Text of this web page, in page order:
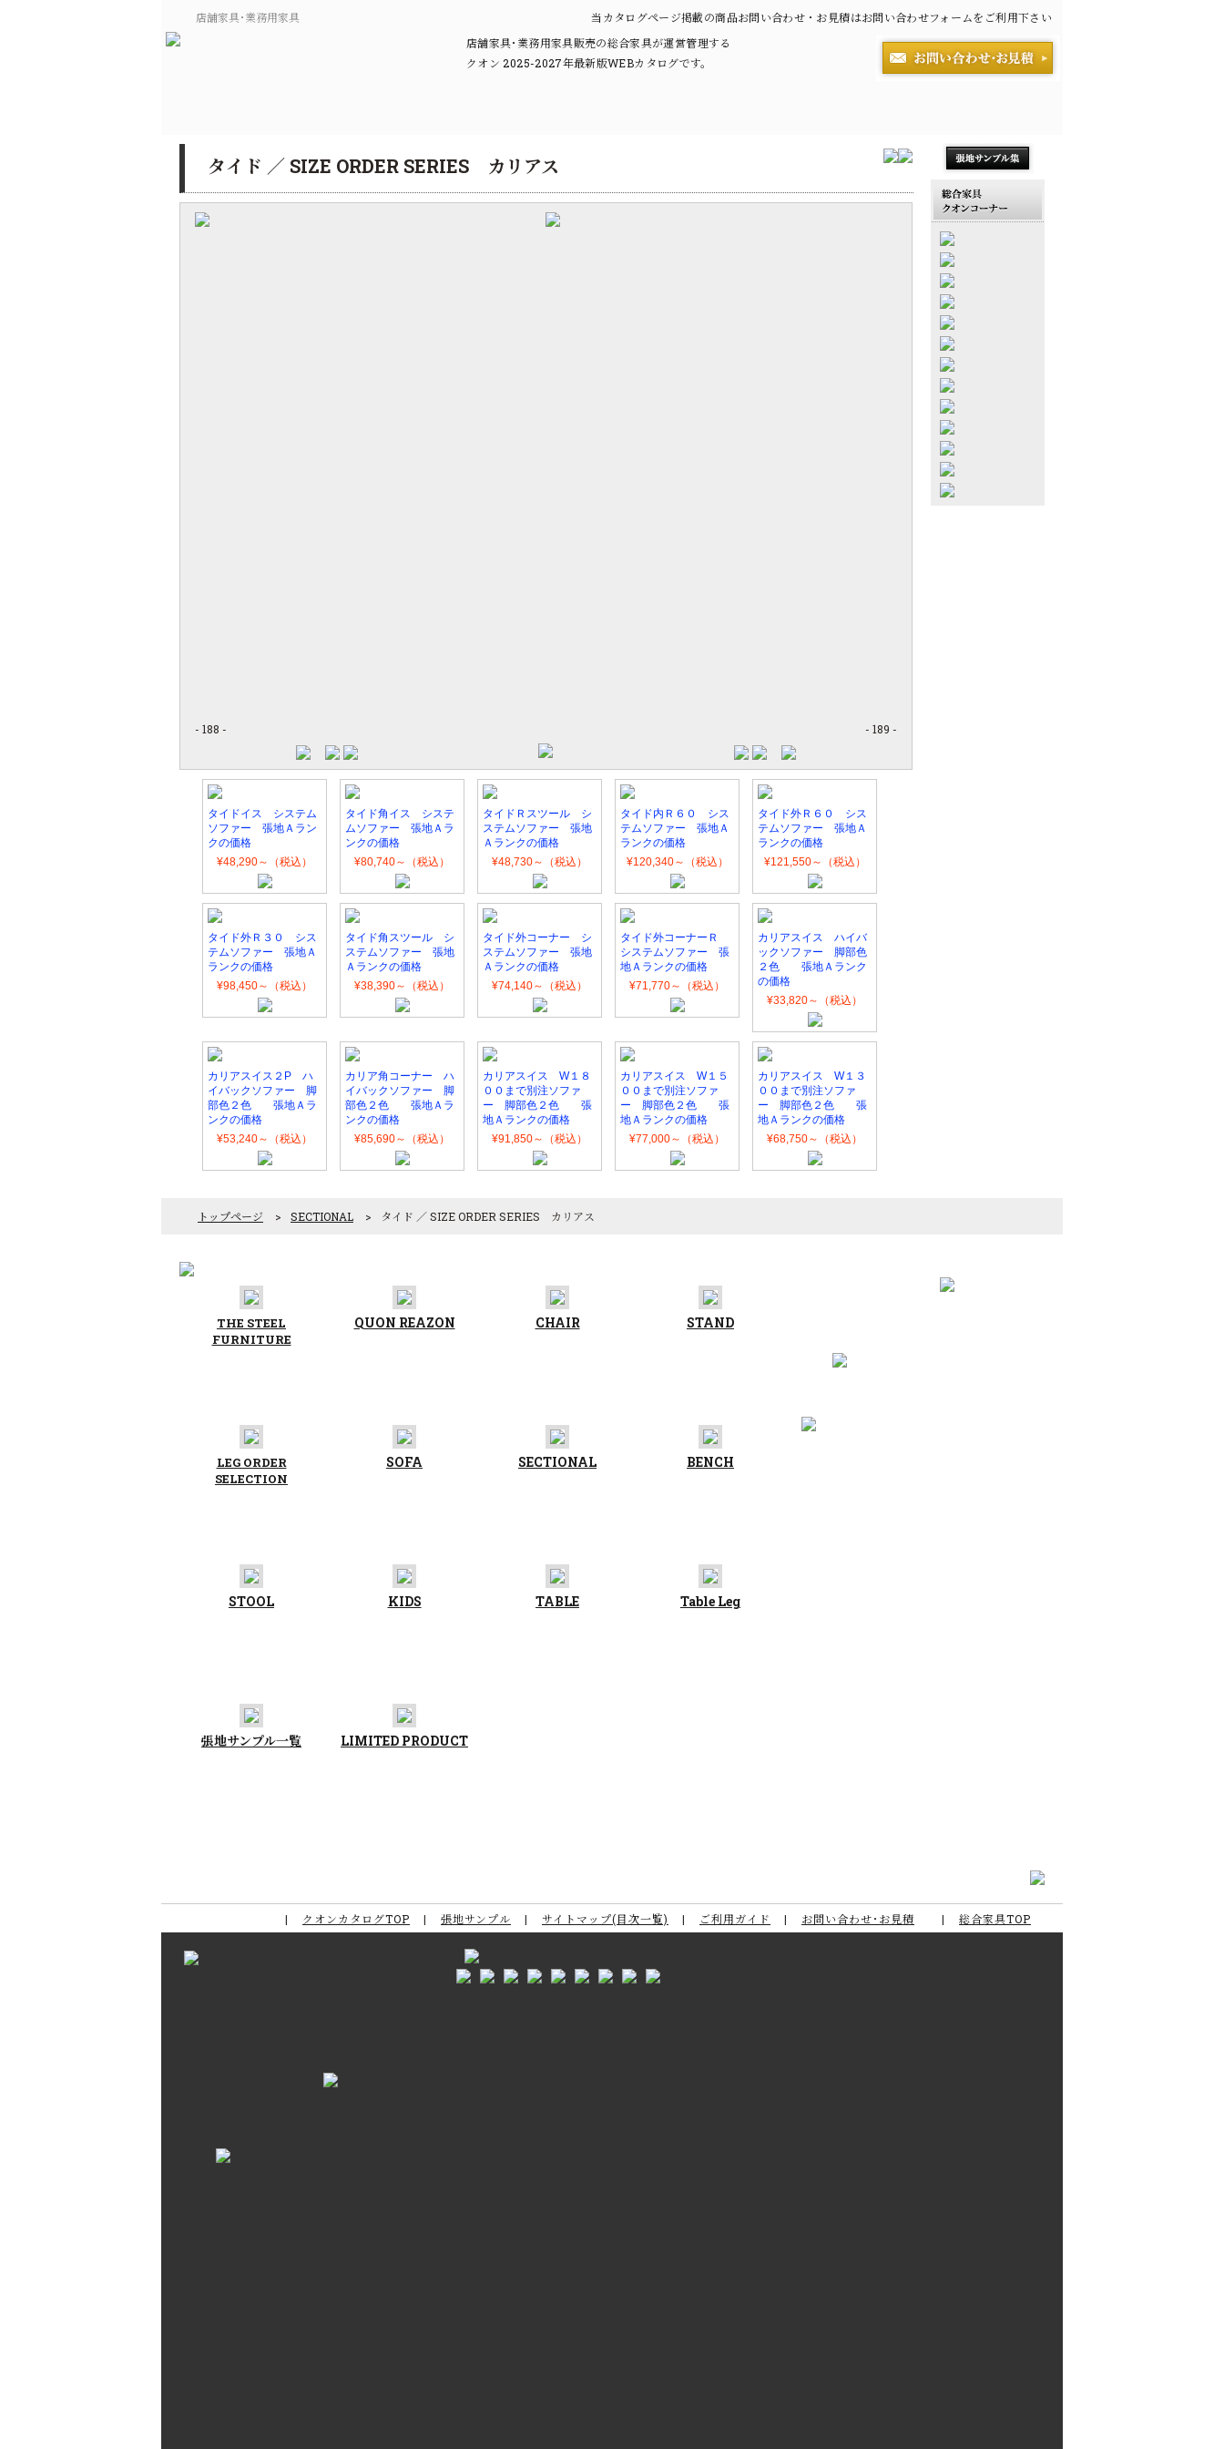
店舗家具･業務用家具
店舗家具･業務用家具販売の総合家具が運営管理する
クオン 2025-2027年最新版WEBカタログです。
当カタログページ掲載の商品お問い合わせ・お見積はお問い合わせフォームをご利用下さい
タイド ／ SIZE ORDER SERIES カリアス
- 188 - - 189 -
タイドイス システム
ソファー 張地Ａラン
クの価格
¥48,290～（税込）
タイド角イス システ
ムソファー 張地Ａラ
ンクの価格
¥80,740～（税込）
タイドＲスツール シ
ステムソファー 張地
Ａランクの価格
¥48,730～（税込）
タイド内Ｒ６０ シス
テムソファー 張地Ａ
ランクの価格
¥120,340～（税込）
タイド外Ｒ６０ シス
テムソファー 張地Ａ
ランクの価格
¥121,550～（税込）
タイド外Ｒ３０ シス
テムソファー 張地Ａ
ランクの価格
¥98,450～（税込）
タイド角スツール シ
ステムソファー 張地
Ａランクの価格
¥38,390～（税込）
タイド外コーナー シ
ステムソファー 張地
Ａランクの価格
¥74,140～（税込）
タイド外コーナーＲ
システムソファー 張
地Ａランクの価格
¥71,770～（税込）
カリアスイス ハイバ
ックソファー 脚部色
２色 張地Ａランク
の価格
¥33,820～（税込）
カリアスイス２P ハ
イバックソファー 脚
部色２色 張地Ａラ
ンクの価格
¥53,240～（税込）
カリア角コーナー ハ
イバックソファー 脚
部色２色 張地Ａラ
ンクの価格
¥85,690～（税込）
カリアスイス W１８
００まで別注ソファ
ー 脚部色２色 張
地Ａランクの価格
¥91,850～（税込）
カリアスイス W１５
００まで別注ソファ
ー 脚部色２色 張
地Ａランクの価格
¥77,000～（税込）
カリアスイス W１３
００まで別注ソファ
ー 脚部色２色 張
地Ａランクの価格
¥68,750～（税込）
トップページ > SECTIONAL > タイド ／ SIZE ORDER SERIES カリアス
THE STEEL
FURNITURE
QUON REAZON CHAIR STAND
LEG ORDER
SELECTION
SOFA SECTIONAL BENCH
STOOL KIDS TABLE Table Leg
張地サンプル一覧 LIMITED PRODUCT
クオンカタログTOP 張地サンプル サイトマップ(目次一覧) ご利用ガイド お問い合わせ･お見積 総合家具TOP